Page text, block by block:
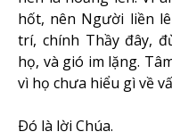
hốt, nên Người liền
trí, chính Thầy đây,
họ, và gió im lặng.
vì họ chưa hiểu gì về
Ðó là lời Chúa.